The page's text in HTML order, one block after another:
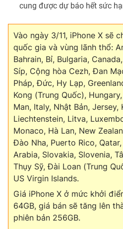
cung được dự báo hết sức
Vào ngày 3/11, iPhone X sẽ
quốc gia và vùng lãnh thổ:
Bahrain, Bỉ, Bulgaria,
Síp, Cộng hòa Cezh, Đan
Pháp, Đức, Hy Lạp,
Kong (Trung Quốc),
Man, Italy, Nhật Bản, Jersey,
Liechtenstein, Litva,
Monaco, Hà Lan, New
Đào Nha, Puerto Rico,
Arabia, Slovakia, Slovenia,
Thụy Sỹ, Đài Loan (Trung
US Virgin Islands.
Giá iPhone X ở mức khởi
64GB, giá bán sẽ tăng lên
phiên bản 256GB.